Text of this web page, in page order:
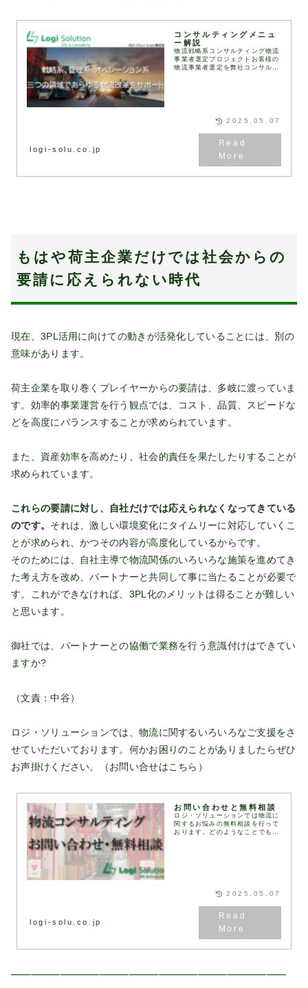
コンサルティングメニュ
ー解説
物流戦略系コンサルティング物流
事業者選定プロジェクトお客様の
物流事業者選定を弊社コンサルタ
logi-solu.co.jp
2025.05.07
もはや荷主企業だけでは社会からの
要請に応えられない時代
現在、3PL活用に向けての動きが活発化していることには、別の
意味があります。
荷主企業を取り巻くプレイヤーからの要請は、多岐に渡っていま
す。効率的事業運営を行う観点では、コスト、品質、スピードな
どを高度にバランスすることが求められています。
また、資産効率を高めたり、社会的責任を果たしたりすることが
求められています。
これらの要請に対し、自社だけでは応えられなくなってきている
のです。 それは、激しい環境変化にタイムリーに対応していくこ
とが求められ、かつその内容が高度化しているからです。
そのためには、自社主導で物流関係のいろいろな施策を進めてき
た考え方を改め、パートナーと共同して事に当たることが必要で
す。これができなければ、3PL化のメリットは得ることが難しい
と思います。
御社では、パートナーとの協働で業務を行う意識付けはできてい
ますか?
（文責：中谷）
ロジ・ソリューションでは、物流に関するいろいろなご支援をさ
せていただいております。何かお困りのことがありましたらぜひ
お声掛けください。（お問い合せはこちら ）
お問い合わせと無料相談
ロジ・ソリューションでは物流に
関するお悩みの無料相談を行って
おります。どのようなことでもお
logi-solu.co.jp
2025.05.07
━━━━━━━━━━━━━━━━━━━━━━━━━━━━